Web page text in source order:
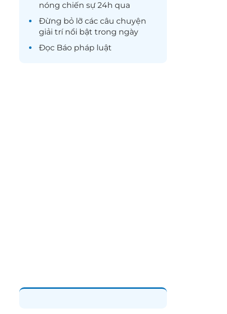
nóng chiến sự 24h qua
Đừng bỏ lỡ các câu chuyện
giải trínổi bật trong ngày
Đọc Báo pháp luật